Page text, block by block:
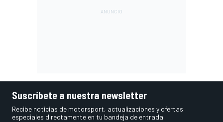
Suscríbete a nuestra newsletter
Recibe noticias de motorsport, actualizaciones y ofertas
especiales directamente en tu bandeja de entrada.